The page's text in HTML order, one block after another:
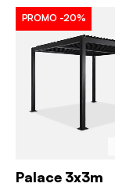
PROMO -20%
Palace 3x3m